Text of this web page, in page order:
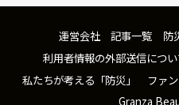
運営会社 記事一覧 防
利用者情報の外部送信につ
私たちが考える「防災」
ファ
Granza